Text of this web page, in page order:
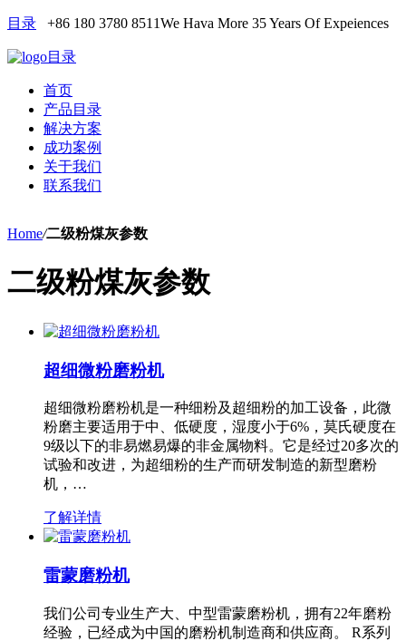
目录 +86 180 3780 8511We Hava More 35 Years Of Expeiences
目录
首页
产品目录
解决方案
成功案例
关于我们
联系我们
Home/二级粉煤灰参数
二级粉煤灰参数
超细微粉磨粉机
超细微粉磨粉机是一种细粉及超细粉的加工设备，此微
粉磨主要适用于中、低硬度，湿度小于6%，莫氏硬度在
9级以下的非易燃易爆的非金属物料。它是经过20多次的
试验和改进，为超细粉的生产而研发制造的新型磨粉
机，…
了解详情
雷蒙磨粉机
我们公司专业生产大、中型雷蒙磨粉机，拥有22年磨粉
经验，已经成为中国的磨粉机制造商和供应商。 R系列